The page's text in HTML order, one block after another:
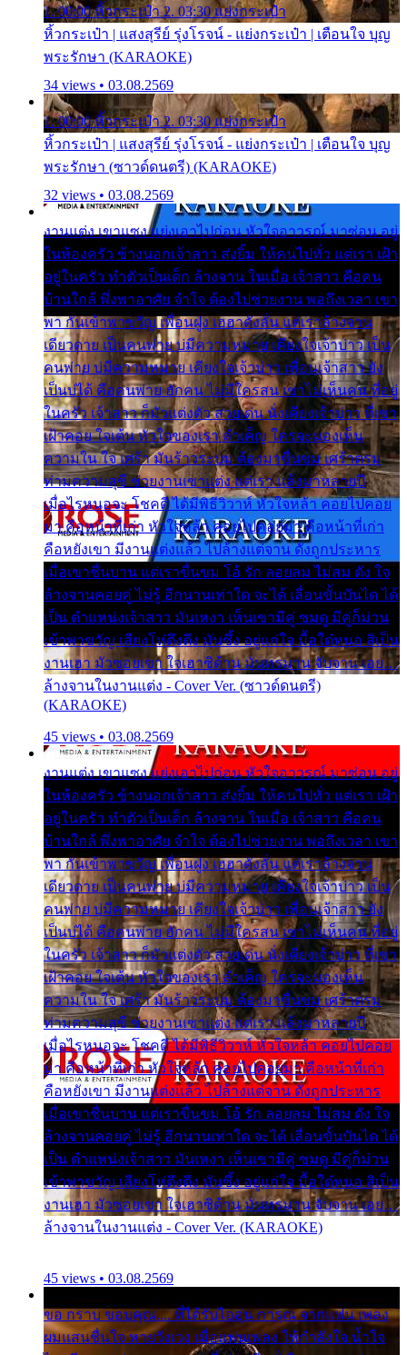
1. 00:00 หิ้วกระเป๋า 2. 03:30 แย่งกระเป๋า
หิ้วกระเป๋า | แสงสุรีย์ รุ่งโรจน์ - แย่งกระเป๋า | เตือนใจ บุญ
พระรักษา (KARAOKE)
34 views • 03.08.2569
1. 00:00 หิ้วกระเป๋า 2. 03:30 แย่งกระเป๋า
หิ้วกระเป๋า | แสงสุรีย์ รุ่งโรจน์ - แย่งกระเป๋า | เตือนใจ บุญ
พระรักษา (ซาวด์ดนตรี) (KARAOKE)
32 views • 03.08.2569
งานแต่ง เขาแซง แย่งเอาไปก่อน หัวใจอาวรณ์ มาซ่อน อยู่
ในห้องครัว ข้างนอกเจ้าสาว ส่งยิ้ม ให้คนไปทั่ว แต่เรา เฝ้า
อยู่ในครัว ทำตัวเป็นเด็ก ล้างจาน ในเมื่อ เจ้าสาว คือคน
บ้านใกล้ พึ่งพาอาศัย จำใจ ต้องไปช่วยงาน พอถึงเวลา เขา
พา กันเข้าพาขวัญ เพื่อนฝูง เฮฮาดังลั่น แต่เราล้างจาน
เดียวดาย เป็นคนพ่าย บ่มีความหมาย เคียงใจเจ้าบ่าว เป็น
คนพ่าย บ่มีความหมาย เคียงใจเจ้าบ่าว เพื่อนเจ้าสาว ยัง
เป็นบ่ได้ คือคนพ่าย ฮักคน ไม่มีใครสน เขาไม่เห็นคน ที่อยู่
ในครัว เจ้าสาว ก็มัวแต่งตัว สวยเด่น นั่งเคียงเจ้าบ่าว ที่เขา
เฝ้าคอย ใจเต้น หัวใจของเรา ลำเค็ญ ใครจะมองเห็น
ความใน ใจ เศร้า มันร้าวระบม ต้องมาขื่นขม เศร้าตรม
ท่ามความสุขี ช่วยงานเขาแต่ง แต่เรา แล้งมาหลายปี
เมื่อไรหนอจะ โชคดี ได้มีพิธีวิวาห์ หัวใจหล้า คอยไปคอย
มา คือหน้าที่เก่า หัวใจหล้า คอยไปคอยมา คือหน้าที่เก่า
คือหยังเขา มีงานแต่งแล้ว ไปล้างแต่จาน ดั่งถูกประหาร
เมื่อเขาชื่นบาน แต่เราขื่นขม โอ้ รัก ลอยลม ไม่สม ดัง ใจ
ล้างจานคอยคู่ ไม่รู้ อีกนานเท่าใด จะได้ เลื่อนขั้นบันได ได้
เป็น ตำแหน่งเจ้าสาว มันเหงา เห็นเขามีคู่ ซมดู มีคู่ก็ม่วน
เข้าพาขวัญ เสียงโห่ตึงตึง มันซึ้ง อยู่แก่ใจ มื้อใด๋หนอ สิเป็น
งานเฮา มัวซอยเขา ใจเฮาซิด้าน มันทรมาน จับจาน เอย…
ล้างจานในงานแต่ง - Cover Ver. (ซาวด์ดนตรี)
(KARAOKE)
45 views • 03.08.2569
งานแต่ง เขาแซง แย่งเอาไปก่อน หัวใจอาวรณ์ มาซ่อน อยู่
ในห้องครัว ข้างนอกเจ้าสาว ส่งยิ้ม ให้คนไปทั่ว แต่เรา เฝ้า
อยู่ในครัว ทำตัวเป็นเด็ก ล้างจาน ในเมื่อ เจ้าสาว คือคน
บ้านใกล้ พึ่งพาอาศัย จำใจ ต้องไปช่วยงาน พอถึงเวลา เขา
พา กันเข้าพาขวัญ เพื่อนฝูง เฮฮาดังลั่น แต่เราล้างจาน
เดียวดาย เป็นคนพ่าย บ่มีความหมาย เคียงใจเจ้าบ่าว เป็น
คนพ่าย บ่มีความหมาย เคียงใจเจ้าบ่าว เพื่อนเจ้าสาว ยัง
เป็นบ่ได้ คือคนพ่าย ฮักคน ไม่มีใครสน เขาไม่เห็นคน ที่อยู่
ในครัว เจ้าสาว ก็มัวแต่งตัว สวยเด่น นั่งเคียงเจ้าบ่าว ที่เขา
เฝ้าคอย ใจเต้น หัวใจของเรา ลำเค็ญ ใครจะมองเห็น
ความใน ใจ เศร้า มันร้าวระบม ต้องมาขื่นขม เศร้าตรม
ท่ามความสุขี ช่วยงานเขาแต่ง แต่เรา แล้งมาหลายปี
เมื่อไรหนอจะ โชคดี ได้มีพิธีวิวาห์ หัวใจหล้า คอยไปคอย
มา คือหน้าที่เก่า หัวใจหล้า คอยไปคอยมา คือหน้าที่เก่า
คือหยังเขา มีงานแต่งแล้ว ไปล้างแต่จาน ดั่งถูกประหาร
เมื่อเขาชื่นบาน แต่เราขื่นขม โอ้ รัก ลอยลม ไม่สม ดัง ใจ
ล้างจานคอยคู่ ไม่รู้ อีกนานเท่าใด จะได้ เลื่อนขั้นบันได ได้
เป็น ตำแหน่งเจ้าสาว มันเหงา เห็นเขามีคู่ ซมดู มีคู่ก็ม่วน
เข้าพาขวัญ เสียงโห่ตึงตึง มันซึ้ง อยู่แก่ใจ มื้อใด๋หนอ สิเป็น
งานเฮา มัวซอยเขา ใจเฮาซิด้าน มันทรมาน จับจาน เอย…
ล้างจานในงานแต่ง - Cover Ver. (KARAOKE)
45 views • 03.08.2569
ขอ กราบ ขอบคุณ.... ที่ได้รับไออุ่น การุณ จากแฟน เพลง
ผมแสนชื่นใจ หายวังเวง เมื่อแฟนเพลง ให้กำลังใจ น้ำใจ